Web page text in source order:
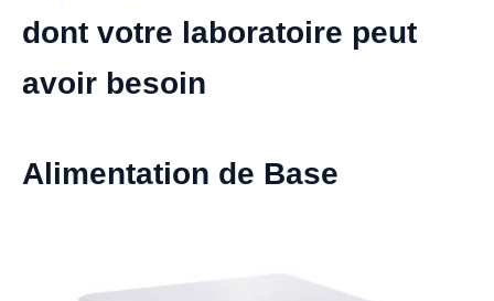
dont votre laboratoire peut
avoir besoin
Alimentation de Base